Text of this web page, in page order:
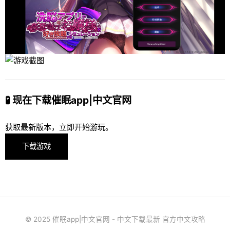
🧪 现在下载催眠app|中文官网
获取最新版本，立即开始游玩。
下载游戏
© 2025 催眠app|中文官网 - 中文下载最新 官方中文攻略